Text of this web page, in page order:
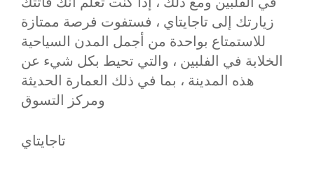
زيارتك إلى تاجايتاي ، فستفوت فرصة ممتازة
للاستمتاع بواحدة من أجمل المدن السياحية
الخلابة في الفلبين ، والتي تحيط بكل شيء عن
هذه المدينة ، بما في ذلك العمارة الحديثة
ومركز التسوق
تاجايتاي